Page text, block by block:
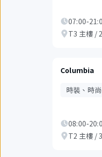
07:00-
T3 主樓 /
Columbia
時裝、時
08:00-
T2 主樓 /